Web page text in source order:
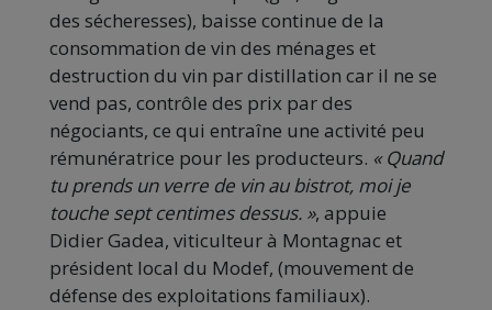
des sécheresses), baisse continue de la
consommation de vin des ménages et
destruction du vin par distillation car il ne se
vend pas, contrôle des prix par des
négociants, ce qui entraîne une activité peu
rémunératrice pour les producteurs. « Quand
tu prends un verre de vin au bistrot, moi je
touche sept centimes dessus. », appuie
Didier Gadea, viticulteur à Montagnac et
président local du Modef, (mouvement de
défense des exploitations familiaux).